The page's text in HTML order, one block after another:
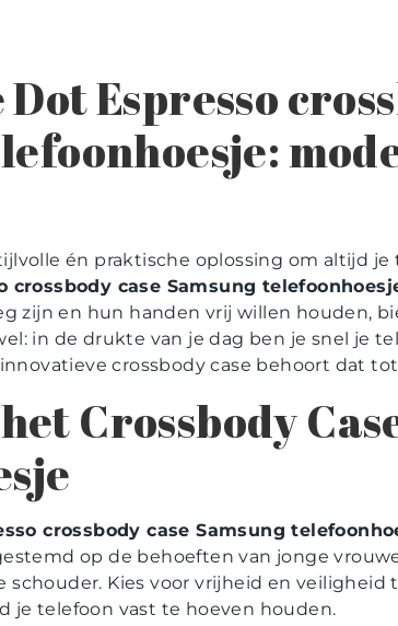
Espresso
én praktische oplossing om altijd
crossbody case Samsung
zijn en hun handen vrij willen houden,
in de drukte van je dag ben je snel je
crossbody case behoort dat
Crossbody
crossbody case Samsung
op de behoeften van jonge
schouder. Kies voor vrijheid en
je telefoon vast te hoeven houden.